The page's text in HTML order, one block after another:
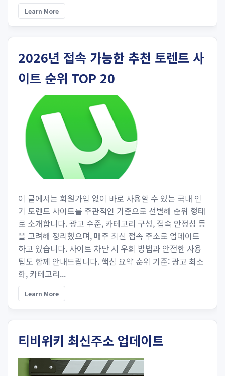
Learn More
2026년 접속 가능한 추천 토렌트 사
이트 순위 TOP 20
이 글에서는 회원가입 없이 바로 사용할 수 있는 국내 인
기 토렌트 사이트를 주관적인 기준으로 선별해 순위 형태
로 소개합니다. 광고 수준, 카테고리 구성, 접속 안정성 등
을 고려해 정리했으며, 매주 최신 접속 주소로 업데이트
하고 있습니다. 사이트 차단 시 우회 방법과 안전한 사용
팁도 함께 안내드립니다. 핵심 요약 순위 기준: 광고 최소
화, 카테고리...
Learn More
티비위키 최신주소 업데이트